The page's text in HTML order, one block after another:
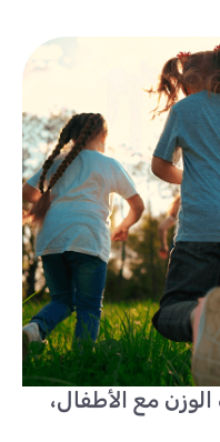
مع الأطفال،